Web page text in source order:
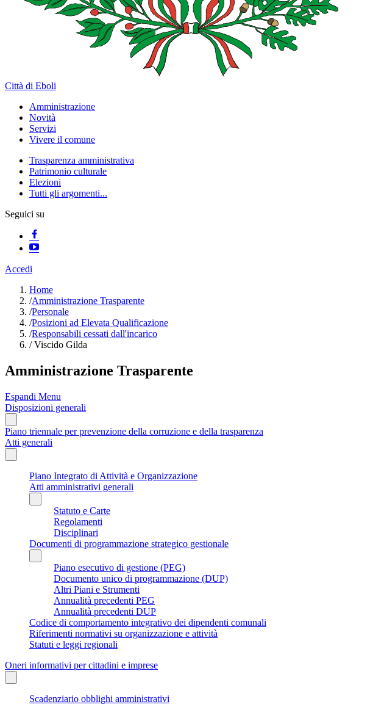
Città di Eboli
Amministrazione
Novità
Servizi
Vivere il comune
Trasparenza amministrativa
Patrimonio culturale
Elezioni
Tutti gli argomenti...
Seguici su
Accedi
Home
/Amministrazione Trasparente
/Personale
/Posizioni ad Elevata Qualificazione
/Responsabili cessati dall'incarico
/Viscido Gilda
Amministrazione Trasparente
Espandi Menu
Disposizioni generali
Piano triennale per prevenzione della corruzione e della trasparenza
Atti generali
Piano Integrato di Attività e Organizzazione
Atti amministrativi generali
Statuto e Carte
Regolamenti
Disciplinari
Documenti di programmazione strategico gestionale
Piano esecutivo di gestione (PEG)
Documento unico di programmazione (DUP)
Altri Piani e Strumenti
Annualità precedenti PEG
Annualità precedenti DUP
Codice di comportamento integrativo dei dipendenti comunali
Riferimenti normativi su organizzazione e attività
Statuti e leggi regionali
Oneri informativi per cittadini e imprese
Scadenziario obblighi amministrativi